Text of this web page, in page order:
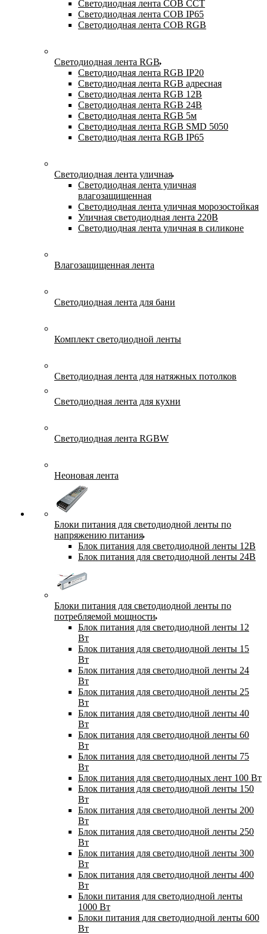
Светодиодная лента COB CCT
Светодиодная лента COB IP65
Светодиодная лента COB RGB
Светодиодная лента RGB
Светодиодная лента RGB IP20
Светодиодная лента RGB адресная
Светодиодная лента RGB 12В
Светодиодная лента RGB 24В
Светодиодная лента RGB 5м
Светодиодная лента RGB SMD 5050
Светодиодная лента RGB IP65
Светодиодная лента уличная
Светодиодная лента уличная
влагозащищенная
Светодиодная лента уличная морозостойкая
Уличная светодиодная лента 220В
Светодиодная лента уличная в силиконе
Влагозащищенная лента
Светодиодная лента для бани
Комплект светодиодной ленты
Светодиодная лента для натяжных потолков
Светодиодная лента для кухни
Светодиодная лента RGBW
Неоновая лента
Блоки питания для светодиодной ленты по
напряжению питания
Блок питания для светодиодной ленты 12В
Блок питания для светодиодной ленты 24В
Блоки питания для светодиодной ленты по
потребляемой мощности
Блок питания для светодиодной ленты 12
Вт
Блок питания для светодиодной ленты 15
Вт
Блок питания для светодиодной ленты 24
Вт
Блок питания для светодиодной ленты 25
Вт
Блок питания для светодиодной ленты 40
Вт
Блок питания для светодиодной ленты 60
Вт
Блок питания для светодиодной ленты 75
Вт
Блок питания для светодиодных лент 100 Вт
Блок питания для светодиодной ленты 150
Вт
Блок питания для светодиодной ленты 200
Вт
Блок питания для светодиодной ленты 250
Вт
Блок питания для светодиодной ленты 300
Вт
Блок питания для светодиодной ленты 400
Вт
Блоки питания для светодиодной ленты
1000 Вт
Блоки питания для светодиодной ленты 600
Вт